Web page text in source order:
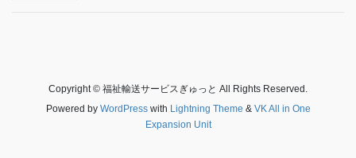
Copyright © 福祉輸送サービスぎゅっと All Rights Reserved.
Powered by WordPresswith Lightning Theme & VK All in One
Expansion Unit